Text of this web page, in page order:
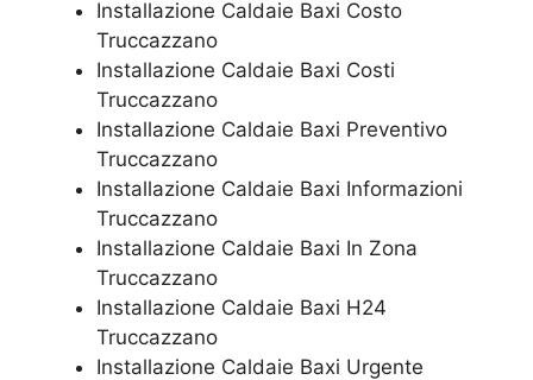
Installazione Caldaie Baxi Costo
Truccazzano
Installazione Caldaie Baxi Costi
Truccazzano
Installazione Caldaie Baxi Preventivo
Truccazzano
Installazione Caldaie Baxi Informazioni
Truccazzano
Installazione Caldaie Baxi In Zona
Truccazzano
Installazione Caldaie Baxi H24
Truccazzano
Installazione Caldaie Baxi Urgente